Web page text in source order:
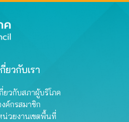
กี่ยวกับเรา
ยวกับสภาผู้บริโภค
งค์กรสมาชิก
วยงานเขตพื้นที่